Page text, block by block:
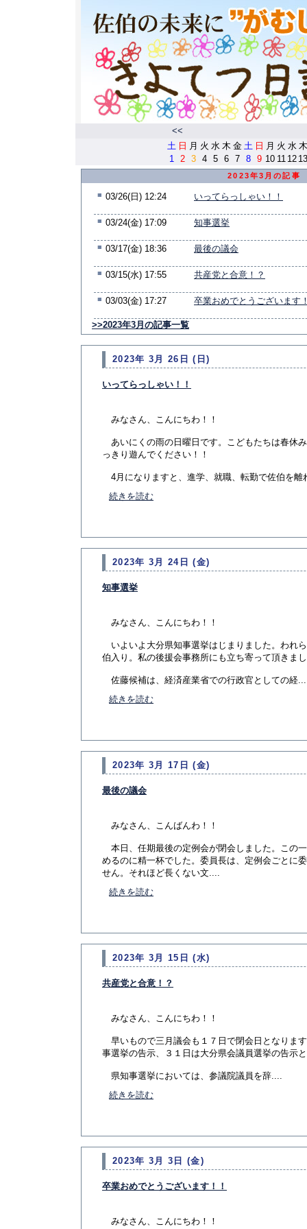
<<
土 日 月 火 水 木 金 土 日 月 火 水 木
1
2 3 4 5 6 7 8 9 10 11 12 13
2023年3月の記事
■ 03/26(日) 12:24 いってらっしゃい！！
■ 03/24(金) 17:09 知事選挙
■ 03/17(金) 18:36 最後の議会
■ 03/15(水) 17:55 共産党と合意！？
■ 03/03(金) 17:27 卒業おめでとうございます
>>2023年3月の記事一覧
2023年 3月 26日 (日)
いってらっしゃい！！
みなさん、こんにちわ！！
あいにくの雨の日曜日です。こどもたちは春休
っきり遊んでください！！
4月になりますと、進学、就職、転勤で佐伯を離
続きを読む
2023年 3月 24日 (金)
知事選挙
みなさん、こんにちわ！！
いよいよ大分県知事選挙はじまりました。われ
伯入り。私の後援会事務所にも立ち寄って頂きま
佐藤候補は、経済産業省での行政官としての経
続きを読む
2023年 3月 17日 (金)
最後の議会
みなさん、こんばんわ！！
本日、任期最後の定例会が閉会しました。この
めるのに精一杯でした。委員長は、定例会ごとに
せん。それほど長くない文....
続きを読む
2023年 3月 15日 (水)
共産党と合意！？
みなさん、こんにちわ！！
早いもので三月議会も１７日で閉会日となりま
事選挙の告示、３１日は大分県会議員選挙の告示
県知事選挙においては、参議院議員を辞....
続きを読む
2023年 3月 3日 (金)
卒業おめでとうございます！！
みなさん、こんにちわ！！